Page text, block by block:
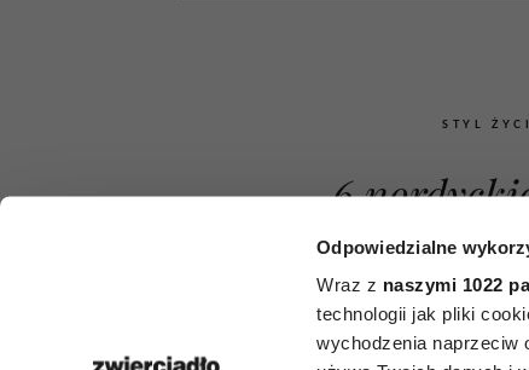
Odpowiedzialne
Wraz z naszymi 1022
technologii jak pliki
wychodzenia naprzeciw
STYL
6
których
języku